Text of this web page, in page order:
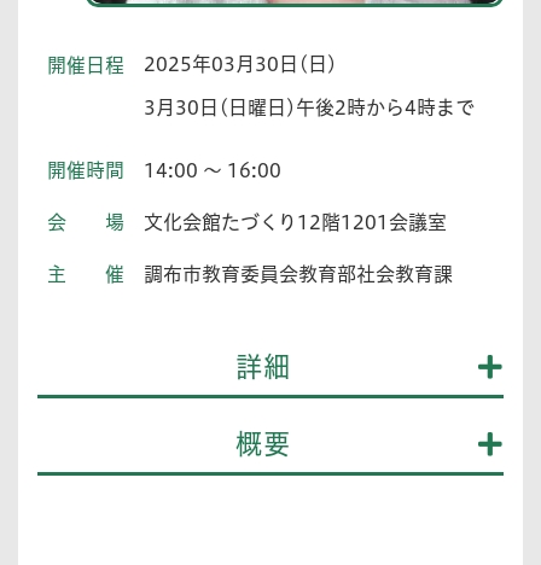
開催日程 2025年03月30日(日)
3月30日(日曜日)午後2時から4時まで
開催時間 14:00 ～ 16:00
会場 文化会館たづくり12階1201会議室
主催 調布市教育委員会教育部社会教育課
詳細
概要